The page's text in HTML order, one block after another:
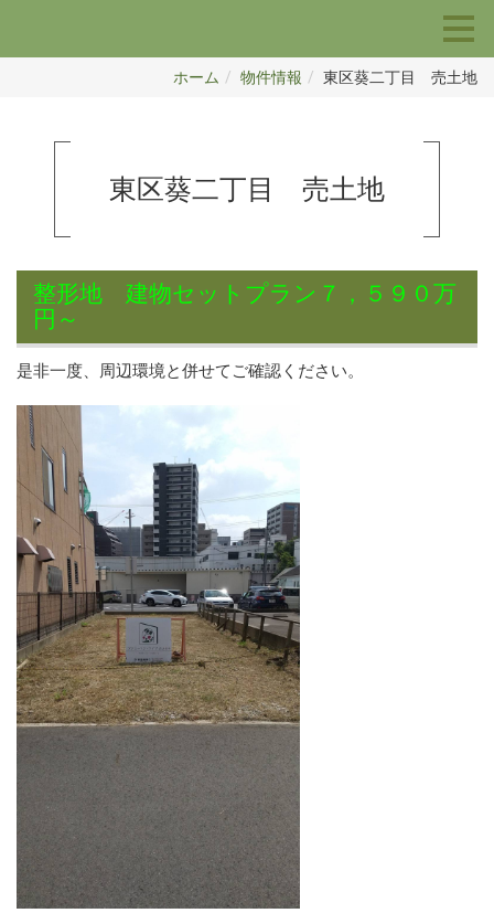
ホーム 物件情報 東区葵二丁目 売土地
東区葵二丁目 売土地
整形地 建物セットプラン７，５９０万
円～
是非一度、周辺環境と併せてご確認ください。